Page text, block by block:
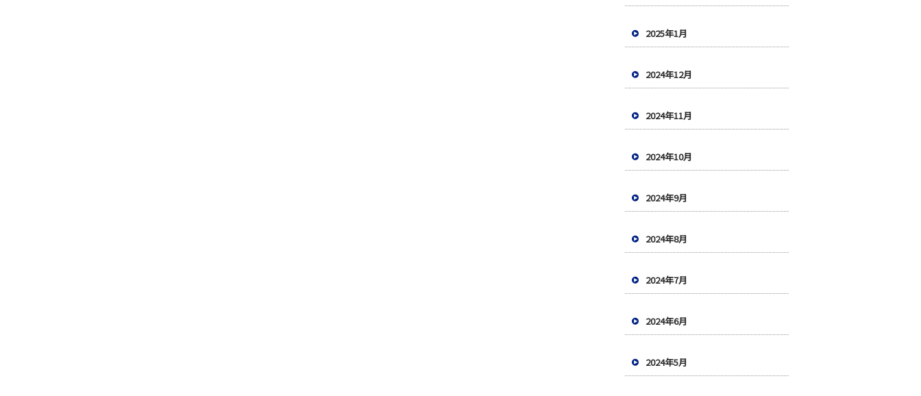
2025年1月
2024年12月
2024年11月
2024年10月
2024年9月
2024年8月
2024年7月
2024年6月
2024年5月